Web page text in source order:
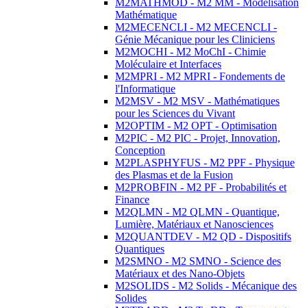
M2MATHMOD - M2 MM - Modélisation
Mathématique
M2MECENCLI - M2 MECENCLI -
Génie Mécanique pour les Cliniciens
M2MOCHI - M2 MoChI - Chimie
Moléculaire et Interfaces
M2MPRI - M2 MPRI - Fondements de
l'Informatique
M2MSV - M2 MSV - Mathématiques
pour les Sciences du Vivant
M2OPTIM - M2 OPT - Optimisation
M2PIC - M2 PIC - Projet, Innovation,
Conception
M2PLASPHYFUS - M2 PPF - Physique
des Plasmas et de la Fusion
M2PROBFIN - M2 PF - Probabilités et
Finance
M2QLMN - M2 QLMN - Quantique,
Lumière, Matériaux et Nanosciences
M2QUANTDEV - M2 QD - Dispositifs
Quantiques
M2SMNO - M2 SMNO - Science des
Matériaux et des Nano-Objets
M2SOLIDS - M2 Solids - Mécanique des
Solides